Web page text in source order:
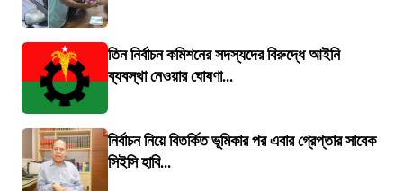
তিন নির্বাচন কমিশনের সদস্যদের বিরুদ্ধে আইনি
ব্যবস্থা নেওয়ার ঘোষণা...
নির্বাচন নিয়ে বিতর্কিত ভূমিকার পর এবার গ্রেপ্তার সাবেক
সিইসি হাবি...